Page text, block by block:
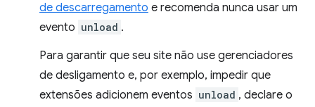
de descarregamento e recomenda nunca usar um
evento unload .
Para garantir que seu site não use gerenciadores
de desligamento e, por exemplo, impedir que
extensões adicionem eventos unload , declare o